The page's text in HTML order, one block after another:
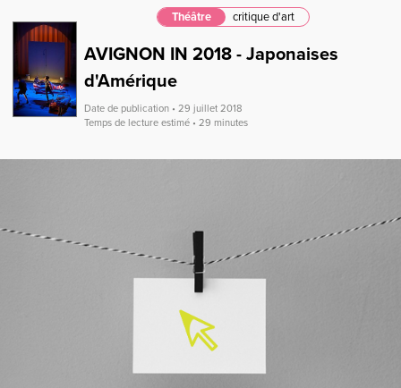
Théâtre critique d'art
AVIGNON IN 2018 - Japonaises
d'Amérique
Date de publication • 29 juillet 2018
Temps de lecture estimé • 29 minutes